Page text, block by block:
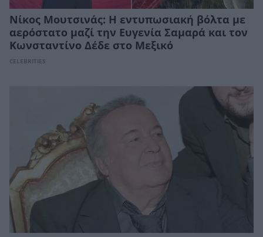
Νίκος Μουτσινάς: Η εντυπωσιακή βόλτα με
αερόστατο μαζί την Ευγενία Σαμαρά και τον
Κωνσταντίνο Δέδε στο Μεξικό
CELEBRITIES